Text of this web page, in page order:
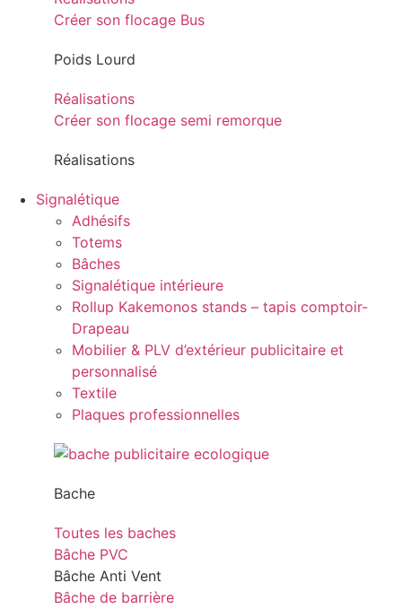
Créer son flocage Bus
Poids Lourd
Réalisations
Créer son flocage semi remorque
Réalisations
Signalétique
Adhésifs
Totems
Bâches
Signalétique intérieure
Rollup Kakemonos stands – tapis comptoir-
Drapeau
Mobilier & PLV d’extérieur publicitaire et
personnalisé
Textile
Plaques professionnelles
Bache
Toutes les baches
Bâche PVC
Bâche Anti Vent
Bâche de barrière